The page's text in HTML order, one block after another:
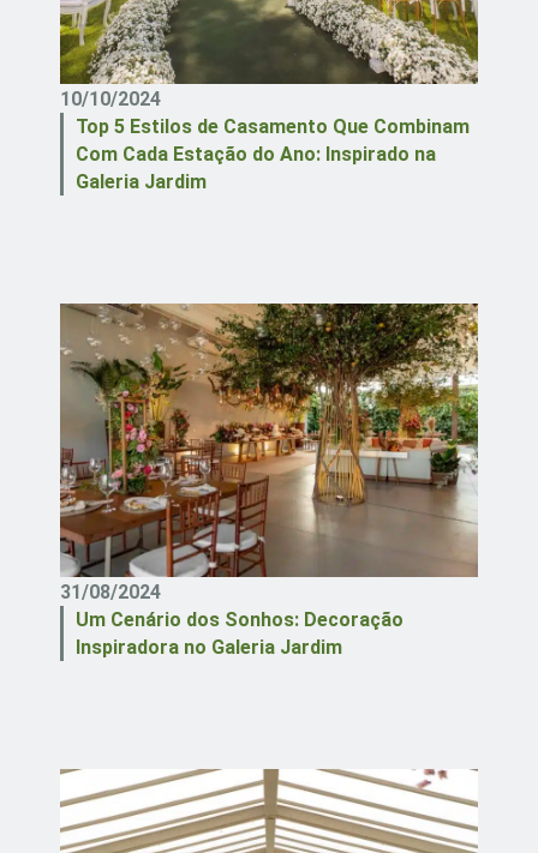
10/10/2024
Top 5 Estilos de Casamento Que Combinam
Com Cada Estação do Ano: Inspirado na
Galeria Jardim
31/08/2024
Um Cenário dos Sonhos: Decoração
Inspiradora no Galeria Jardim